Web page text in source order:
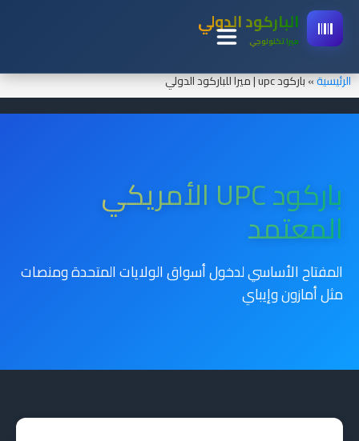
الرئيسية» باركود upc | ميرا للباركود الدولي
الباركود الدولي
ميرا تكنولوجي
باركود UPC الأمريكي
المعتمد
المفتاح الأساسي لدخول أسواق الولايات المتحدة ومنصات
مثل أمازون وإيباي